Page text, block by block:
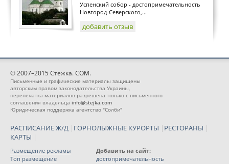
Успенский собор - достопримечательность
Новгород-Северского,...
добавить отзыв
© 2007–2015 Стежка. COM.
Письменные и графические материалы защищены
авторским правом законодательства Украины,
перепечатка материалов разрешена только с письменного
соглашения владельца info@stejka.com
Юридическая поддержка агентство "Солби"
РАСПИСАНИЕ Ж/Д | ГОРНОЛЫЖНЫЕ КУРОРТЫ | РЕСТОРАНЫ |
КАРТЫ |
Размещение рекламы
Топ размещение
Добавить на сайт:
достопримечательность